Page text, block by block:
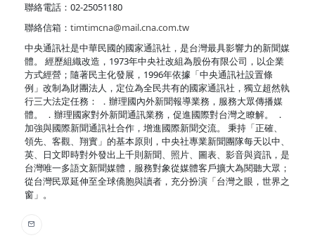
聯絡電話：02-25051180
聯絡信箱： timtimcna@mail.cna.com.tw
中央通訊社是中華民國的國家通訊社，是台灣最具影響力的新聞媒
體。 經歷組織改造，1973年中央社改組為股份有限公司，以企業
方式經營；隨著民主化發展，1996年依據「中央通訊社設置條
例」改制為財團法人，定位為全民共有的國家通訊社，獨立超然執
行三大法定任務： ．辦理國內外新聞報導業務，服務大眾傳播媒
體。 ．辦理國家對外新聞通訊業務，促進國際對台灣之瞭解。 ．
加強與國際新聞通訊社合作，增進國際新聞交流。 秉持「正確、
領先、客觀、翔實」的基本原則，中央社專業新聞團隊每天以中、
英、日文即時對外發出上千則新聞、照片、圖表、影音與資訊，是
台灣唯一多語文新聞媒體，服務對象從媒體客戶擴大為閱聽大眾；
從台灣民眾延伸至全球僑胞與讀者，充分扮演「台灣之眼，世界之
窗」。